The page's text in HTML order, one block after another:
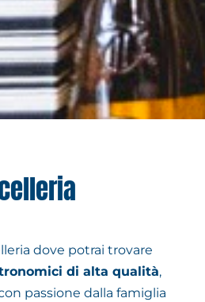
dove potrai trovare
di alta qualità,
passione dalla famiglia